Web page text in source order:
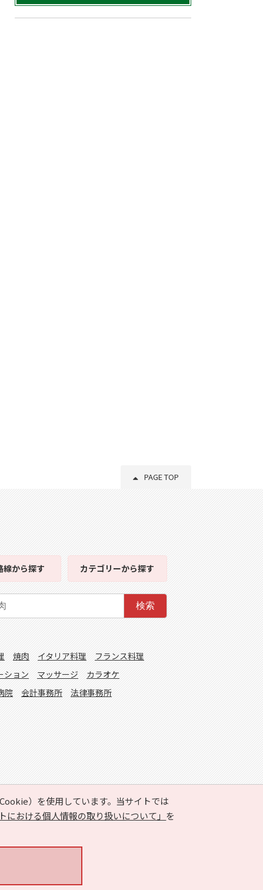
PAGE TOP
）を使用しています。当サイトでは
における個人情報の取り扱いについて」 を
線から探す カテゴリーから探す
検索
焼肉 イタリア料理
フランス料理
ション マッサージ
カラオケ
院 会計事務所 法律事務所